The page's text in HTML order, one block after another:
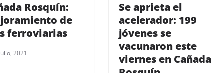
Rosquín:
de
ferroviarias
2021
Se aprieta el
acelerador: 199
jóvenes se
vacunaron este
viernes en Cañada